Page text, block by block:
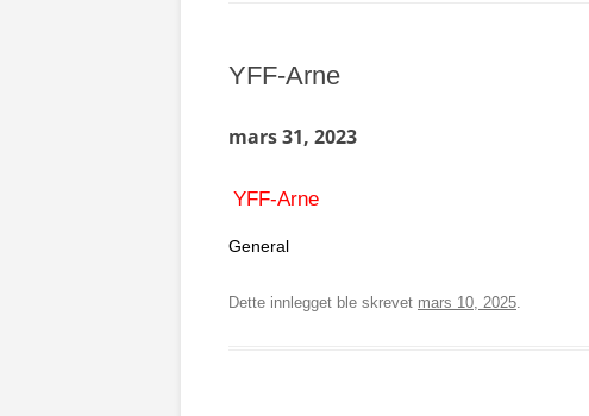
YFF-Arne
mars 31, 2023
YFF-Arne
General
Dette innlegget ble skrevet mars 10, 2025.